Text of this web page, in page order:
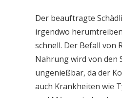
Der beauftragte
irgendwo
schnell. Der Befall von
Nahrung wird von den
ungenießbar, da der
auch Krankheiten wie